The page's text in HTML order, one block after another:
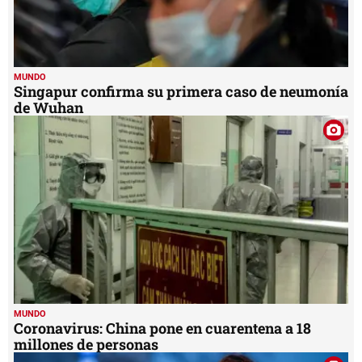
MUNDO
Singapur confirma su primera caso de neumonía
de Wuhan
MUNDO
Coronavirus: China pone en cuarentena a 18
millones de personas